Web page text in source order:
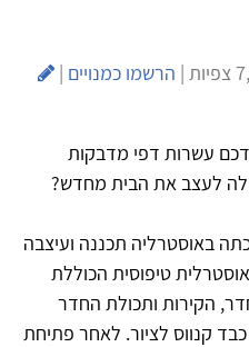
הרשמו כמנויים |
עשרות דפי מדבקות
לה לעצב את הבית מחדש?
באוסטרליה תכננה ועיצבה
טיפוסית הכוללת
הקירות ותכולת החדר
קנווס לציור. לאחר פתיחת